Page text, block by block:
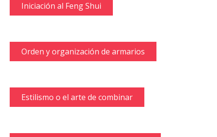
Iniciación al Feng Shui
Orden y organización de armarios
Estilismo o el arte de combinar